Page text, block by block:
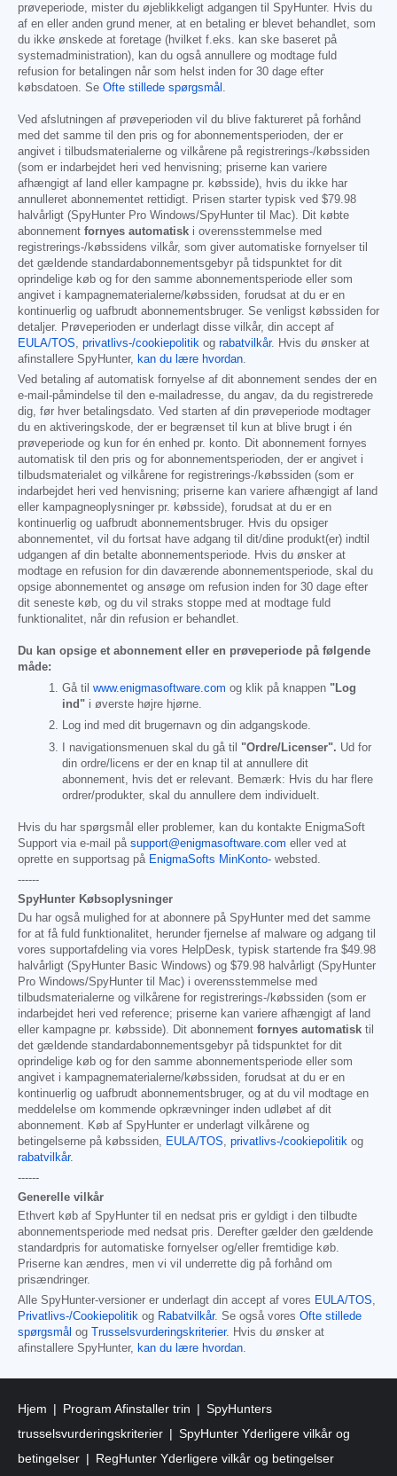
prøveperiode, mister du øjeblikkeligt adgangen til SpyHunter. Hvis du
af en eller anden grund mener, at en betaling er blevet behandlet, som
du ikke ønskede at foretage (hvilket f.eks. kan ske baseret på
systemadministration), kan du også annullere og modtage fuld
refusion for betalingen når som helst inden for 30 dage efter
købsdatoen. Se Ofte stillede spørgsmål
Ved afslutningen af prøveperioden vil du blive faktureret på forhånd
med det samme til den pris og for abonnementsperioden, der er
angivet i tilbudsmaterialerne og vilkårene på registrerings-/købssiden
(som er indarbejdet heri ved henvisning; priserne kan variere
afhængigt af land eller kampagne pr. købsside), hvis du ikke har
annulleret abonnementet rettidigt. Prisen starter typisk ved $79.98
halvårligt (SpyHunter Pro Windows/SpyHunter til Mac). Dit købte
abonnement fornyes automatisk i overensstemmelse med
registrerings-/købssidens vilkår, som giver automatiske fornyelser til
det gældende standardabonnementsgebyr på tidspunktet for dit
oprindelige køb og for den samme abonnementsperiode eller som
angivet i kampagnematerialerne/købssiden, forudsat at du er en
kontinuerlig og uafbrudt abonnementsbruger. Se venligst købssiden for
detaljer. Prøveperioden er underlagt disse vilkår, din accept af
EULA/TOS
privatlivs-/cookiepolitik og rabatvilkår. Hvis du ønsker at
afinstallere SpyHunter,
kan du lære hvordan
Ved betaling af automatisk fornyelse af dit abonnement sendes der en
e-mail-påmindelse til den e-mailadresse, du angav, da du registrerede
dig, før hver betalingsdato. Ved starten af din prøveperiode modtager
du en aktiveringskode, der er begrænset til kun at blive brugt i én
prøveperiode og kun for én enhed pr. konto. Dit abonnement fornyes
automatisk til den pris og for abonnementsperioden, der er angivet i
tilbudsmaterialet og vilkårene for registrerings-/købssiden (som er
indarbejdet heri ved henvisning; priserne kan variere afhængigt af land
eller kampagneoplysninger pr. købsside), forudsat at du er en
kontinuerlig og uafbrudt abonnementsbruger. Hvis du opsiger
abonnementet, vil du fortsat have adgang til dit/dine produkt(er) indtil
udgangen af din betalte abonnementsperiode. Hvis du ønsker at
modtage en refusion for din daværende abonnementsperiode, skal du
opsige abonnementet og ansøge om refusion inden for 30 dage efter
dit seneste køb, og du vil straks stoppe med at modtage fuld
funktionalitet, når din refusion er behandlet.
Du kan opsige et abonnement eller en prøveperiode på følgende
måde:
Gå til www.enigmasoftware.com og klik på knappen "Log
ind" i øverste højre hjørne.
Log ind med dit brugernavn og din adgangskode.
I navigationsmenuen skal du gå til "Ordre/Licenser". Ud for
din ordre/licens er der en knap til at annullere dit
abonnement, hvis det er relevant. Bemærk: Hvis du har flere
ordrer/produkter, skal du annullere dem individuelt.
Hvis du har spørgsmål eller problemer, kan du kontakte EnigmaSoft
Support via e-mail på support@enigmasoftware.com eller ved at
oprette en supportsag på EnigmaSofts MinKonto- websted.
------
SpyHunter Købsoplysninger
Du har også mulighed for at abonnere på SpyHunter med det samme
for at få fuld funktionalitet, herunder fjernelse af malware og adgang til
vores supportafdeling via vores HelpDesk, typisk startende fra $49.98
halvårligt (SpyHunter Basic Windows) og $79.98 halvårligt (SpyHunter
Pro Windows/SpyHunter til Mac) i overensstemmelse med
tilbudsmaterialerne og vilkårene for registrerings-/købssiden (som er
indarbejdet heri ved reference; priserne kan variere afhængigt af land
eller kampagne pr. købsside). Dit abonnement fornyes automatisk til
det gældende standardabonnementsgebyr på tidspunktet for dit
oprindelige køb og for den samme abonnementsperiode eller som
angivet i kampagnematerialerne/købssiden, forudsat at du er en
kontinuerlig og uafbrudt abonnementsbruger, og at du vil modtage en
meddelelse om kommende opkrævninger inden udløbet af dit
abonnement. Køb af SpyHunter er underlagt vilkårene og
betingelserne på købssiden,
EULA/TOS privatlivs-/cookiepolitik og
rabatvilkår.
------
Generelle vilkår
Ethvert køb af SpyHunter til en nedsat pris er gyldigt i den tilbudte
abonnementsperiode med nedsat pris. Derefter gælder den gældende
standardpris for automatiske fornyelser og/eller fremtidige køb.
Priserne kan ændres, men vi vil underrette dig på forhånd om
prisændringer.
Alle SpyHunter-versioner er underlagt din accept af vores EULA/TOS
Privatlivs-/Cookiepolitik og Rabatvilkår. Se også vores Ofte stillede
spørgsmål og Trusselsvurderingskriterier. Hvis du ønsker at
afinstallere SpyHunter,
kan du lære hvordan
Hjem Program Afinstaller trin
SpyHunters
trusselsvurderingskriterier
SpyHunter Yderligere vilkår og
betingelser
RegHunter Yderligere vilkår og betingelser